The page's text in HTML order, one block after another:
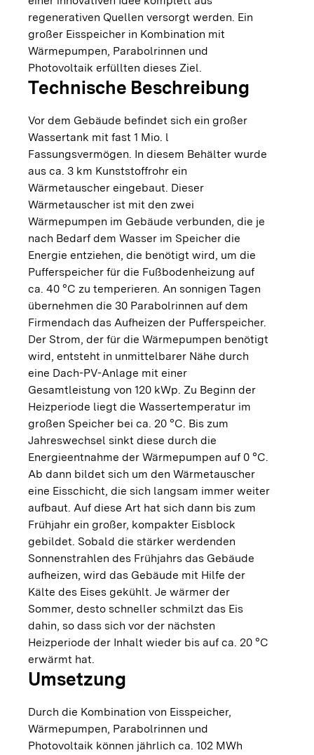
regenerativen Quellen versorgt werden. Ein
großer Eisspeicher in Kombination mit
Wärmepumpen, Parabolrinnen und
Photovoltaik erfüllten dieses Ziel.
Technische Beschreibung
Vor dem Gebäude befindet sich ein großer
Wassertank mit fast 1 Mio. l
Fassungsvermögen. In diesem Behälter wurde
aus ca. 3 km Kunststoffrohr ein
Wärmetauscher eingebaut. Dieser
Wärmetauscher ist mit den zwei
Wärmepumpen im Gebäude verbunden, die je
nach Bedarf dem Wasser im Speicher die
Energie entziehen, die benötigt wird, um die
Pufferspeicher für die Fußbodenheizung auf
ca. 40 °C zu temperieren. An sonnigen Tagen
übernehmen die 30 Parabolrinnen auf dem
Firmendach das Aufheizen der Pufferspeicher.
Der Strom, der für die Wärmepumpen benötigt
wird, entsteht in unmittelbarer Nähe durch
eine Dach-PV-Anlage mit einer
Gesamtleistung von 120 kWp. Zu Beginn der
Heizperiode liegt die Wassertemperatur im
großen Speicher bei ca. 20 °C. Bis zum
Jahreswechsel sinkt diese durch die
Energieentnahme der Wärmepumpen auf 0 °C.
Ab dann bildet sich um den Wärmetauscher
eine Eisschicht, die sich langsam immer weiter
aufbaut. Auf diese Art hat sich dann bis zum
Frühjahr ein großer, kompakter Eisblock
gebildet. Sobald die stärker werdenden
Sonnenstrahlen des Frühjahrs das Gebäude
aufheizen, wird das Gebäude mit Hilfe der
Kälte des Eises gekühlt. Je wärmer der
Sommer, desto schneller schmilzt das Eis
dahin, so dass sich vor der nächsten
Heizperiode der Inhalt wieder bis auf ca. 20 °C
erwärmt hat.
Umsetzung
Durch die Kombination von Eisspeicher,
Wärmepumpen, Parabolrinnen und
Photovoltaik können jährlich ca. 102 MWh